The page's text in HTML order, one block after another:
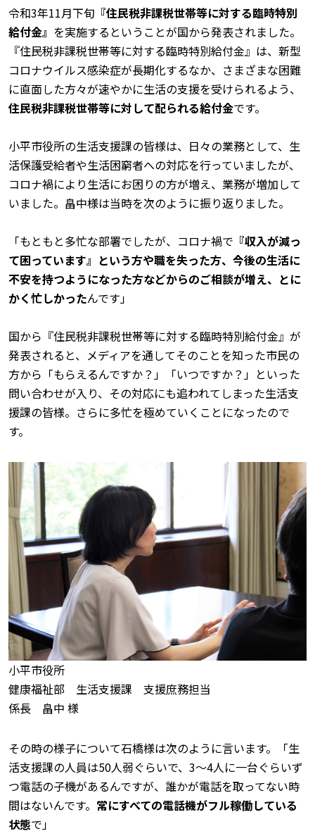
令和3年11月下旬 『住民税非課税世帯等に対する臨時特別
給付金』 を実施するということが国から発表されました。
『住民税非課税世帯等に対する臨時特別給付金』は、新型
コロナウイルス感染症が長期化するなか、さまざまな困難
に直面した方々が速やかに生活の支援を受けられるよう、
住民税非課税世帯等に対して配られる給付金です。
小平市役所の生活支援課の皆様は、日々の業務として、生
活保護受給者や生活困窮者への対応を行っていましたが、
コロナ禍により生活にお困りの方が増え、業務が増加して
いました。畠中様は当時を次のように振り返りました。
「もともと多忙な部署でしたが、コロナ禍で 『収入が減っ
て困っています』という方や職を失った方、今後の生活に
不安を持つようになった方などからのご相談が増え、とに
かく忙しかったんです」
国から『住民税非課税世帯等に対する臨時特別給付金』が
発表されると、メディアを通してそのことを知った市民の
方から「もらえるんですか？」「いつですか？」といった
問い合わせが入り、その対応にも追われてしまった生活支
援課の皆様。さらに多忙を極めていくことになったので
す。
小平市役所
健康福祉部 生活支援課 支援庶務担当
係長 畠中 様
その時の様子について石橋様は次のように言います。「生
活支援課の人員は50人弱ぐらいで、3～4人に一台ぐらいず
つ電話の子機があるんですが、誰かが電話を取ってない時
間はないんです。 常にすべての電話機がフル稼働している
状態で」